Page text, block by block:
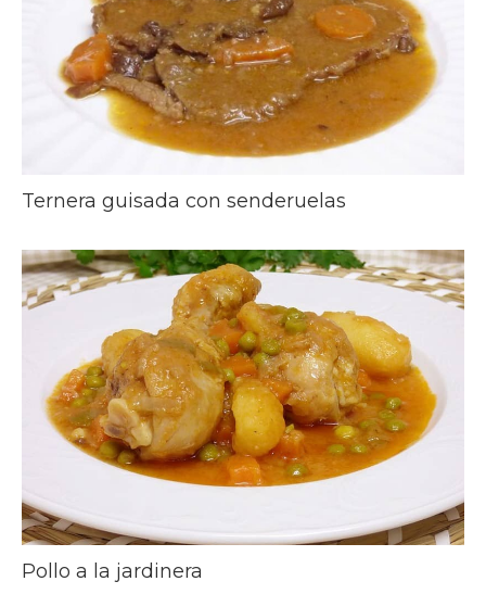
Ternera guisada con senderuelas
Pollo a la jardinera